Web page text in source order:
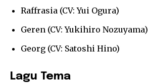
Raffrasia (CV: Yui Ogura)
Geren (CV: Yukihiro Nozuyama)
Georg (CV: Satoshi Hino)
Lagu Tema